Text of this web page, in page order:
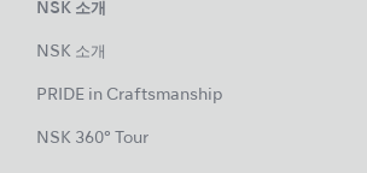
NSK 소개
NSK 소개
PRIDE in Craftsmanship
NSK 360° Tour